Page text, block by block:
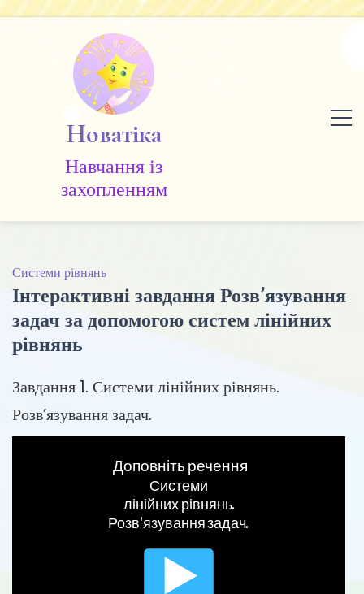
Новатіка
Навчання із
захопленням
Системи рівнянь
Інтерактивні завдання Розв’язування
задач за допомогою систем лінійних
рівнянь
Завдання 1. Системи лінійних рівнянь.
Розв’язування задач.